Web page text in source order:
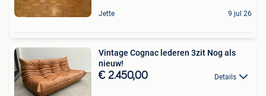
Jette 9 jul 26
Vintage Cognac lederen 3zit Nog als
nieuw!
€ 2.450,00 Details